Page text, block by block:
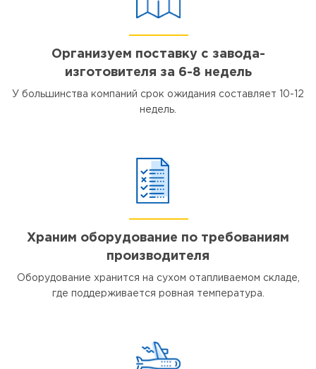
Организуем поставку с завода-
изготовителя за 6-8 недель
У большинства компаний срок ожидания составляет 10-12
недель.
Храним оборудование по требованиям
производителя
Оборудование хранится на сухом отапливаемом складе,
где поддерживается ровная температура.